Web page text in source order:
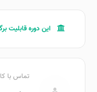
این دوره قابلیت
تماس با